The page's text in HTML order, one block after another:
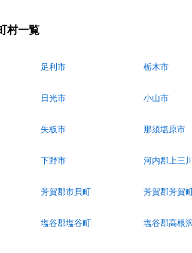
村一覧
足利市 栃木市
日光市 小山市
矢板市 那須塩原市
下野市 河内郡上三
芳賀郡市貝町 芳賀郡芳賀
塩谷郡塩谷町 塩谷郡高根